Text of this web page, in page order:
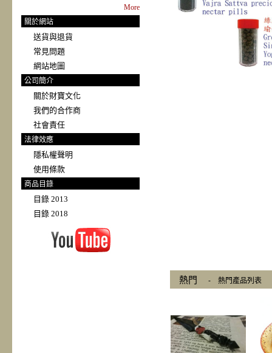
More
關於網站
送貨與退貨
常見問題
網站地圖
公司簡介
關於財寶文化
我們的合作商
社會責任
法律效應
隱私權聲明
使用條款
商品目錄
目錄 2013
目錄 2018
熱門 - 熱門產品列表